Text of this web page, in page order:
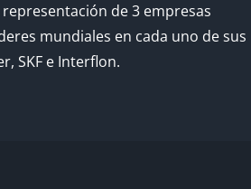
de 3 empresas
mundiales en cada uno de sus
SKF e Interflon.